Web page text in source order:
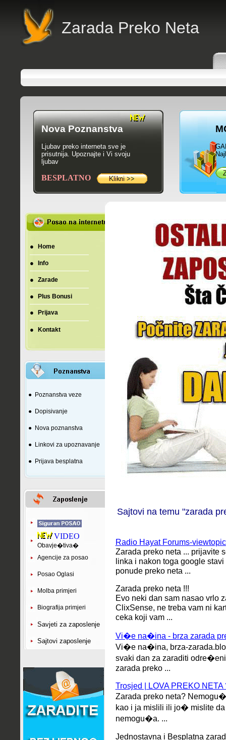
Zarada Preko Neta
Nova Poznanstva
Ljubav preko interneta sve je
prisutnija. Upoznajte i Vi svoju
ljubav
BESPLATNO
● Home
● Info
● Zarade
● Plus Bonusi
● Prijava
● Kontakt
● Poznanstva veze
● Dopisivanje
● Nova poznanstva
● Linkovi za upoznavanje
● Prijava besplatna
VIDEO
Obavje�tiva�
Agencije za posao
Posao Oglasi
Molba primjeri
Biografija primjeri
Savjeti za zaposlenje
Sajtovi zaposlenje
Sajtovi na temu "zarada
Radio Hayat Forums-
Zarada preko neta ... prijavite
linka i nakon toga google
ponude preko neta ...
Zarada preko neta !!!
Evo neki dan sam nasao vrlo
ClixSense, ne treba vam ni
ceka koji vam ...
Vi�e na�ina - brza zarada
Vi�e na�ina, brza-
svaki dan za zaraditi
zarada preko ...
Trosjed | LOVA PREKO NETA
Zarada preko neta?
kao i ja mislili ili jo� mislite da
nemogu�a. ...
Jednostavna i Besplatna